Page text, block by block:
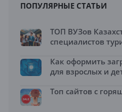
ПОПУЛЯРНЫЕ СТАТЬИ
ТОП ВУЗов
специалистов
Как оформить
для взрослых и
Топ сайтов с